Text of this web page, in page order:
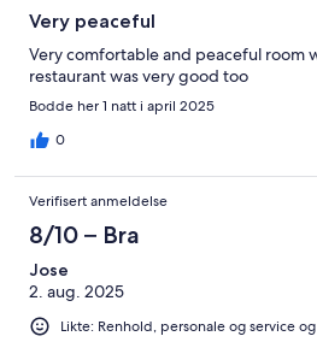
Very peaceful
Very comfortable and peaceful room
restaurant was very good too
Bodde her 1 natt i april 2025
0
Verifisert anmeldelse
8/10 – Bra
Jose
2. aug. 2025
Likte: Renhold, personale og service